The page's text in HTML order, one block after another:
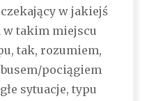
w jakiejś
w takim miejscu
tak, rozumiem,
pociągiem
sytuacje, typu